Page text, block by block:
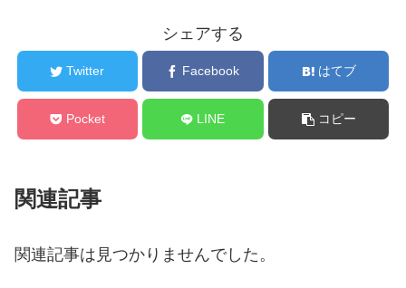
シェアする
Twitter Facebook はてブ
Pocket LINE コピー
関連記事
関連記事は見つかりませんでした。